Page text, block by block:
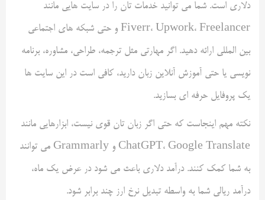
دلاری است. شما می توانید خدمات تان را در سایت هایی مانند
Fiverr، Upwork، Freelancer و حتی شبکه های اجتماعی
بین المللی ارائه دهید. اگر مهارتی مثل ترجمه، طراحی، مشاوره، برنامه
نویسی یا حتی آموزش آنلاین زبان دارید، کافی است در این سایت ها
یک پروفایل حرفه ای بسازید.
نکته مهم اینجاست که حتی اگر زبان تان قوی نیست، ابزارهایی مانند
ChatGPT، Google Translate و Grammarly می توانند
به شما کمک کنند. درآمد دلاری باعث می شود در عرض یک ماه،
درآمد ریالی شما به واسطه تبدیل نرخ ارز چند برابر شود.